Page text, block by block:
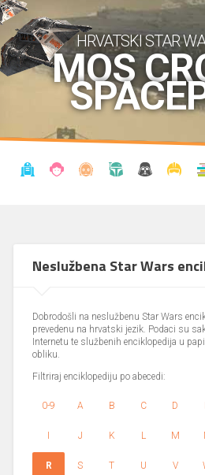
HRVATSKI STAR
MOS
Neslužbena Star Wars
Dobrodošli na neslužbenu Star Wars
prevedenu na hrvatski jezik. Podaci su
Internetu te službenih enciklopedija u
obliku.
Filtriraj enciklopediju po abecedi:
0-9 A B C D
I J K L M
R S T U V